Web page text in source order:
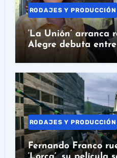
RODAJES Y PRODUCCIÓN
‘La Unión’ arranca
Alegre debuta
RODAJES Y PRODUCCIÓN
Fernando Franco